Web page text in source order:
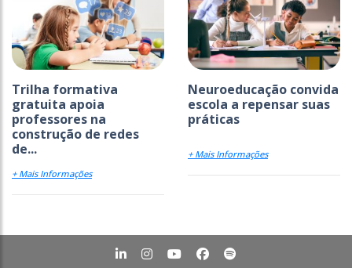
Trilha formativa
gratuita apoia
professores na
construção de redes
de...
+ Mais Informações
Neuroeducação convida
escola a repensar suas
práticas
+ Mais Informações